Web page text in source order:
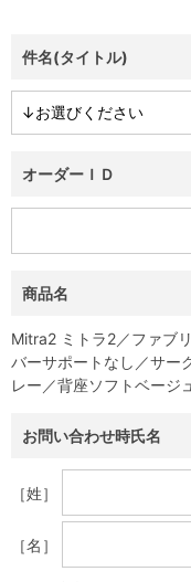
件名(タイトル)
オーダーＩＤ
商品名
Mitra2 ミトラ2／ファブ
バーサポートなし／サー
レー／背座ソフトベージ
お問い合わせ時氏名
［姓］
［名］